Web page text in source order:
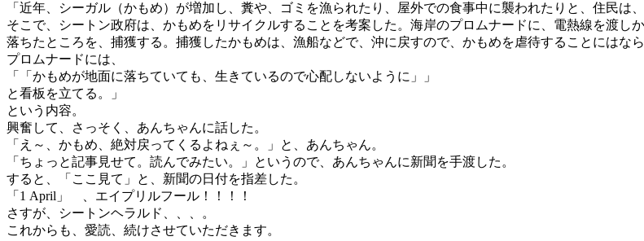
「近年、シーガル（かもめ）が増加し、糞や、ゴミを漁られたり、屋外での食事中に襲われたりと、住民は
そこで、シートン政府は、かもめをリサイクルすることを考案した。海岸のプロムナードに、電熱線を渡
落ちたところを、捕獲する。捕獲したかもめは、漁船などで、沖に戻すので、かもめを虐待することにはなら
プロムナードには、
「「かもめが地面に落ちていても、生きているので心配しないように」」
と看板を立てる。」
という内容。
興奮して、さっそく、あんちゃんに話した。
「え～、かもめ、絶対戻ってくるよねぇ～。」と、あんちゃん。
「ちょっと記事見せて。読んでみたい。」というので、あんちゃんに新聞を手渡した。
すると、「ここ見て」と、新聞の日付を指差した。
「1 April」 、エイプリルフール！！！！
さすが、シートンヘラルド、、、。
これからも、愛読、続けさせていただきます。